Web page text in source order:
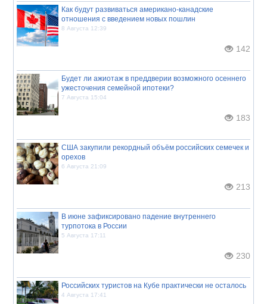
Как будут развиваться американо-канадские
отношения с введением новых пошлин
8 Августа 12:39
142
Будет ли ажиотаж в преддверии возможного осеннего
ужесточения семейной ипотеки?
7 Августа 15:04
183
США закупили рекордный объём российских семечек и
орехов
6 Августа 21:09
213
В июне зафиксировано падение внутреннего
турпотока в России
5 Августа 17:11
230
Российских туристов на Кубе практически не осталось
4 Августа 17:41